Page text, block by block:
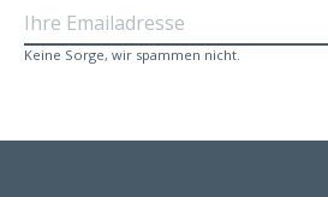
Keine Sorge, wir spammen nicht.